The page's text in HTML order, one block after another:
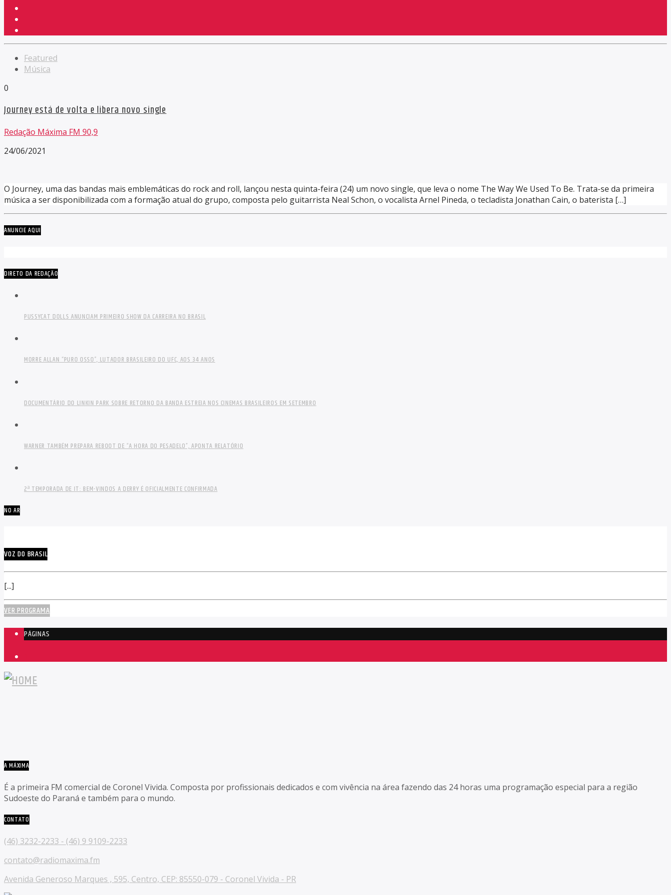
Featured
Música
0
Journey está de volta e libera novo single
Redação Máxima FM 90,9
24/06/2021
O Journey, uma das bandas mais emblemáticas do rock and roll, lançou nesta quinta-feira (24) um novo single, que leva o nome The Way We Used To Be. Trata-se da primeira
música a ser disponibilizada com a formação atual do grupo, composta pelo guitarrista Neal Schon, o vocalista Arnel Pineda, o tecladista Jonathan Cain, o baterista […]
ANUNCIE AQUI
DIRETO DA REDAÇÃO
PUSSYCAT DOLLS ANUNCIAM PRIMEIRO SHOW DA CARREIRA NO BRASIL
MORRE ALLAN “PURO OSSO”, LUTADOR BRASILEIRO DO UFC, AOS 34 ANOS
DOCUMENTÁRIO DO LINKIN PARK SOBRE RETORNO DA BANDA ESTREIA NOS CINEMAS BRASILEIROS EM SETEMBRO
WARNER TAMBÉM PREPARA REBOOT DE “A HORA DO PESADELO”, APONTA RELATÓRIO
2ª TEMPORADA DE IT: BEM-VINDOS A DERRY É OFICIALMENTE CONFIRMADA
NO AR
VOZ DO BRASIL
[...]
VER PROGRAMA
PÁGINAS
A MÁXIMA
É a primeira FM comercial de Coronel Vivida. Composta por profissionais dedicados e com vivência na área fazendo das 24 horas uma programação especial para a região
Sudoeste do Paraná e também para o mundo.
CONTATO
(46) 3232-2233 - (46) 9 9109-2233
contato@radiomaxima.fm
Avenida Generoso Marques , 595, Centro, CEP: 85550-079 - Coronel Vivida - PR